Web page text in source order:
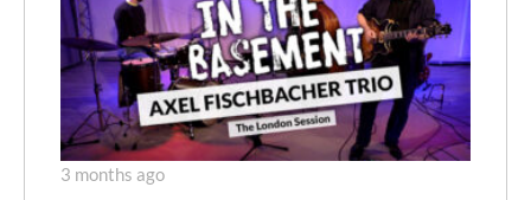
3 months ago